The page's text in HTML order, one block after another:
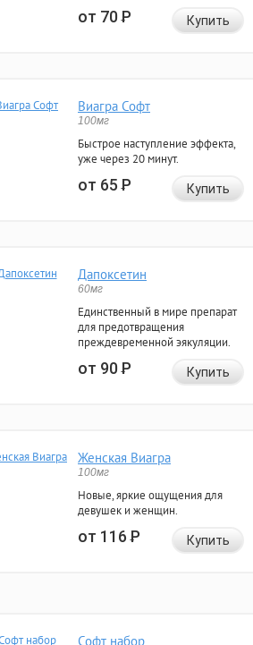
от 70Р Купить
Виагра Софт
100мг
Быстрое наступление эффекта,
уже через 20 минут.
от 65Р Купить
Дапоксетин
60мг
Единственный в мире препарат
для предотвращения
преждевременной эякуляции.
от 90Р Купить
Женская Виагра
100мг
Новые, яркие ощущения для
девушек и женщин.
от 116Р Купить
Софт набор